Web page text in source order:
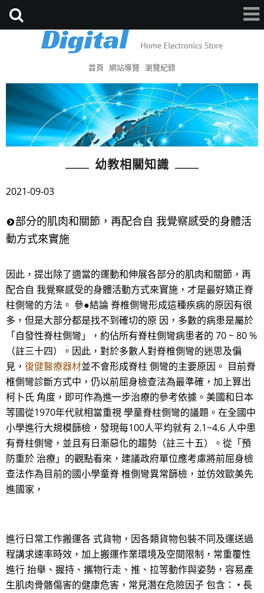
首頁 網站導覽 瀏覽紀錄
幼教相關知識
2021-09-03
部分的肌肉和關節，再配合自 我覺察感受的身體活
動方式來實施
因此，提出除了適當的運動和伸展各部分的肌肉和關節，再
配合自 我覺察感受的身體活動方式來實施，才是最好矯正脊
柱側彎的方法。 參●結論 脊椎側彎形成這種疾病的原因有很
多，但是大部分都是找不到確切的原 因，多數的病患是屬於
「自發性脊柱側彎」，約佔所有脊柱側彎病患者的 70 ~ 80 %
（註三十四）。因此，對於多數人對脊椎側彎的迷思及偏
見， 復健醫療器材並不會形成脊柱 側彎的主要原因。 目前脊
椎側彎診斷方式中，仍以前屈身檢查法為最準確，加上算出
柯卜氏 角度，即可作為進一步治療的參考依據。美國和日本
等國從1970年代就相當重視 學童脊柱側彎的議題。在全國中
小學進行大規模篩檢，發現每100人平均就有 2.1~4.6 人中患
有脊柱側彎，並且有日漸惡化的趨勢（註三十五）。從「預
防重於 治療」的觀點看來，建議政府單位應考慮將前屈身檢
查法作為目前的國小學童脊 椎側彎異常篩檢，並仿效歐美先
進國家，
進行日常工作搬運各 式貨物，因各類貨物包裝不同及運送過
程講求速率時效，加上搬運作業環境及空間限制，常重覆性
進行 抬舉、握持、攜物行走、推、拉等動作與姿勢，容易產
生肌肉骨骼傷害的健康危害，常見潛在危險因子 包含： • 長